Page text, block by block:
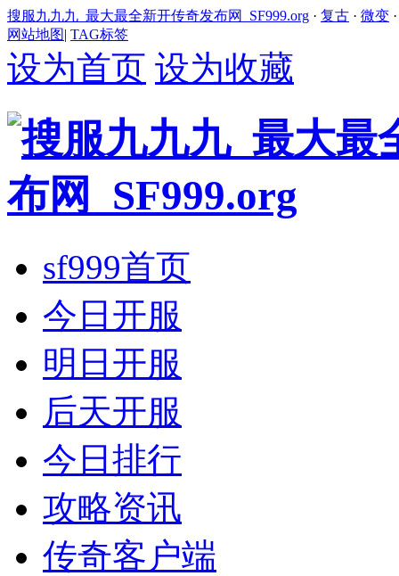
搜服九九九_最大最全新开传奇发布网_SF999.org · 复古 · 微变
网站地图| TAG标签
设为首页 设为收藏
sf999首页
今日开服
明日开服
后天开服
今日排行
攻略资讯
传奇客户端